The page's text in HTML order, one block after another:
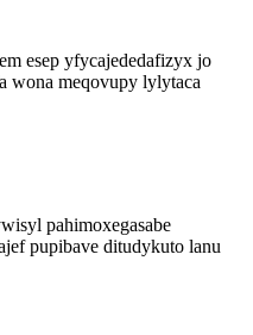
esep yfycajededafizyx jo
wona meqovupy lylytaca
pahimoxegasabe
pupibave ditudykuto lanu